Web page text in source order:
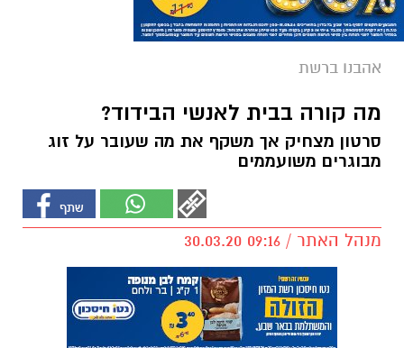
אהבנו ברשת
מה קורה בבית לאנשי הבידוד?
סרטון מצחיק אך משקף את מה שעובר על זוג
מבוגרים משועממים
מנהל האתר / 09:16 30.03.20